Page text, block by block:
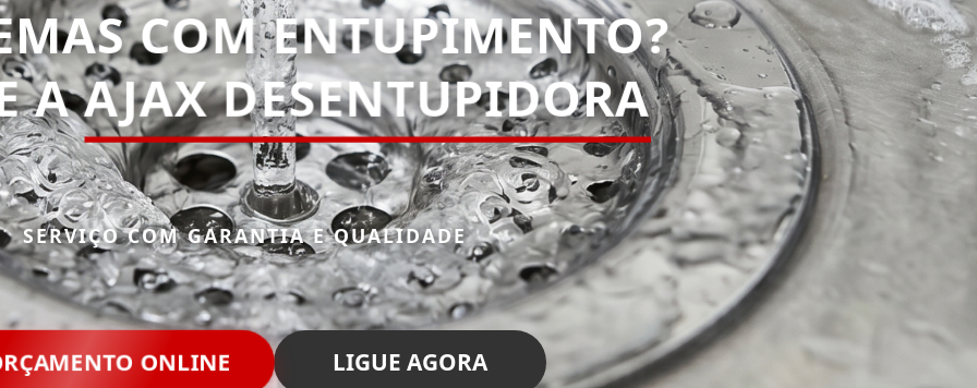
COM ENTUPIMENTO?
AAJAX DESENTUPIDORA
SERVIÇO COM GARANTIA E QUALIDADE
ONLINE LIGUE AGORA